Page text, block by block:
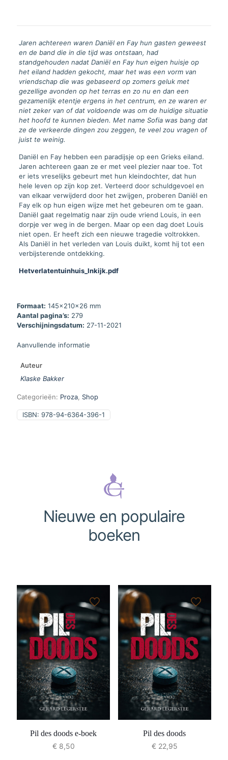
Jaren achtereen waren Daniël en Fay hun gasten geweest
en de band die in die tijd was ontstaan, had
standgehouden nadat Daniël en Fay hun eigen huisje op
het eiland hadden gekocht, maar het was een vorm van
vriendschap die was gebaseerd op zomers geluk met
gezellige avonden op het terras en zo nu en dan een
gezamenlijk etentje ergens in het centrum, en ze waren er
niet zeker van of dat voldoende was om de huidige situatie
het hoofd te kunnen bieden. Met name Sofia was bang dat
ze de verkeerde dingen zou zeggen, te veel zou vragen of
juist te weinig.
Daniël en Fay hebben een paradijsje op een Grieks eiland.
Jaren achtereen gaan ze er met veel plezier naar toe. Tot
er iets vreselijks gebeurt met hun kleindochter, dat hun
hele leven op zijn kop zet. Verteerd door schuldgevoel en
van elkaar verwijderd door het zwijgen, proberen Daniël en
Fay elk op hun eigen wijze met het gebeuren om te gaan.
Daniël gaat regelmatig naar zijn oude vriend Louis, in een
dorpje ver weg in de bergen. Maar op een dag doet Louis
niet open. Er heeft zich een nieuwe tragedie voltrokken.
Als Daniël in het verleden van Louis duikt, komt hij tot een
verbijsterende ontdekking.
Hetverlatentuinhuis_Inkijk.pdf
Formaat: 145x210x26 mm
Aantal pagina’s: 279
Verschijningsdatum: 27-11-2021
Aanvullende informatie
Auteur
Klaske Bakker
Categorieën: Proza Shop
ISBN: 978-94-6364-396-1
Nieuwe en populaire
boeken
Pil des doods e-boek
€8,50
Pil des doods
€22,95